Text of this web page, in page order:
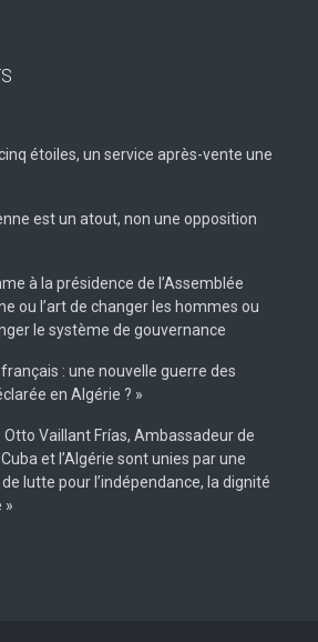
étoiles, un service après-vente une
est un atout, non une opposition
à la présidence de l’Assemblée
ou l’art de changer les hommes ou
le système de gouvernance
français : une nouvelle guerre des
en Algérie ? »
Otto Vaillant Frías, Ambassadeur de
et l’Algérie sont unies par une
lutte pour l’indépendance, la dignité
»